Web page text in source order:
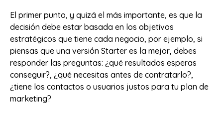
El primer punto, y quizá el más importante, es que la
decisión debe estar basada en los objetivos
estratégicos que tiene cada negocio, por ejemplo, si
piensas que una versión Starter es la mejor, debes
responder las preguntas: ¿qué resultados esperas
conseguir?, ¿qué necesitas antes de contratarlo?,
¿tiene los contactos o usuarios justos para tu plan de
marketing?